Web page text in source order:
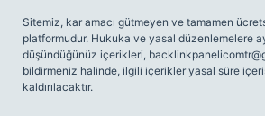
Sitemiz, kar amacı gütmeyen ve tamamen
platformudur. Hukuka ve yasal düzenlemelere
düşündüğünüz içerikleri,
bildirmeniz halinde, ilgili içerikler yasal süre
kaldırılacaktır.